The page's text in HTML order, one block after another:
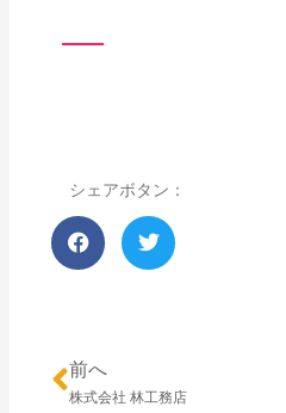
シェアボタン：
前へ
株式会社 林工務店